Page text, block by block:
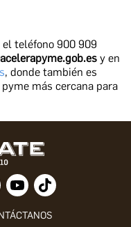
teléfono 900 909
y en
, donde también es
más cercana para